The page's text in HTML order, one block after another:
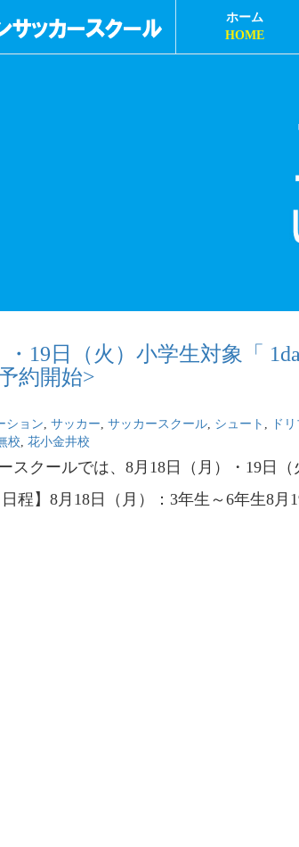
ホーム
HOME
・19日（火）小学生対象「
約開始>
ション サッカー サッカースクール シュート ド
校 花小金井校
スクールでは、8月18日（月）・19日
程】8月18日（月）：3年生～6年生8